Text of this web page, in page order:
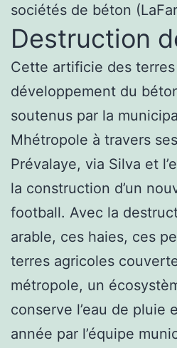
sociétés de béton
Destruction
Cette artificie des
développement du
soutenus par la
Mhétropole à travers
Prévalaye, via Silva et
la construction d’un
football. Avec la
arable, ces haies, ces
terres agricoles
métropole, un
conserve l’eau de pluie
année par l’équipe